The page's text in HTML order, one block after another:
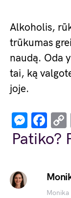
Alkoholis,
trūkumas
naudą. Oda
tai, ką
joje.
Patiko?
Monika